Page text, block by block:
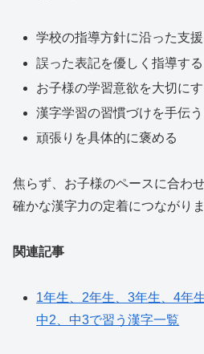
学校の指導方針に沿った支
誤った表記を優しく指導する
お子様の学習意欲を大切に
漢字学習の習慣づけを手伝う
頑張りを具体的に褒める
焦らず、お子様のペースに合わ
確かな漢字力の定着につながりま
関連記事
1年生、2年生、3年生、4年
中2、中3で習う漢字一覧